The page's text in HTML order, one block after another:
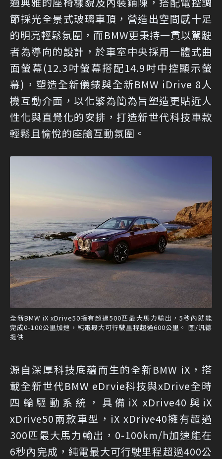
節採光全景式玻璃車頂，營造出空間感十足
的明亮輕鬆氛圍，而BMW更秉持一貫以駕駛
者為導向的設計，於車室中央採用一體式曲
面螢幕(12.3吋螢幕搭配14.9吋中控顯示螢
幕)，塑造全新儀錶與全新BMW iDrive 8人
機互動介面，以化繁為簡為旨塑造更貼近人
性化與直覺化的安排，打造新世代科技車款
輕鬆且愉悅的座艙互動氛圍。
全新BMW iX xDrive50擁有超過500匹最大馬力輸出，5秒內就能
完成0-100公里加速，純電最大可行駛里程超過600公里。 圖/汎德
提供
源自深厚科技底蘊而生的全新BMW iX，搭
載全新世代BMW eDrvie科技與xDrive全時
四輪驅動系統，具備iX xDrive40與iX
xDrive50兩款車型，iX xDrive40擁有超過
300匹最大馬力輸出，0-100km/h加速能在
6秒內完成，純電最大可行駛里程超過400公